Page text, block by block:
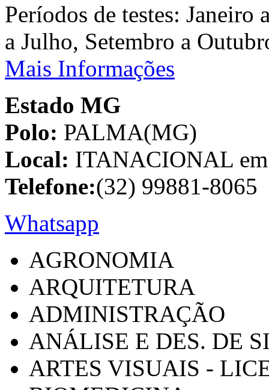
Períodos de testes:
a Julho, Setembro a
Mais Informações
Estado MG
Polo: PALMA(MG)
Local: ITANACIONAL
Telefone:(32) 99881-8065
Whatsapp
AGRONOMIA
ARQUITETURA
ADMINISTRAÇÃO
ANÁLISE E DES. DE
ARTES VISUAIS -